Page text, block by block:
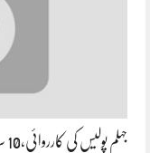
جہلم پولیس کی کارروائی،10 سالہ بچے کو جنسی زیادتی کا نشانہ بنانے والا ملزم…